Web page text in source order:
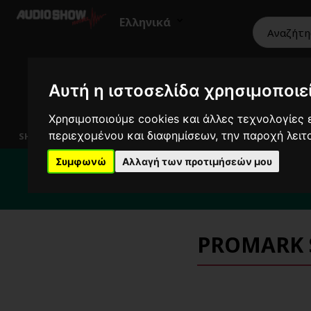
Αυτή η ιστοσελίδα
Χρησιμοποιούμε cookies και άλλες τεχνολογίες
περιεχομένου και διαφημίσεων, την παροχή
Συμφωνώ Αλλαγή των προτιμήσεών μου
Ελληνικά
SHOWROOM
HiFi Ηχεία Εικόνα Επαγγελματικά
Για